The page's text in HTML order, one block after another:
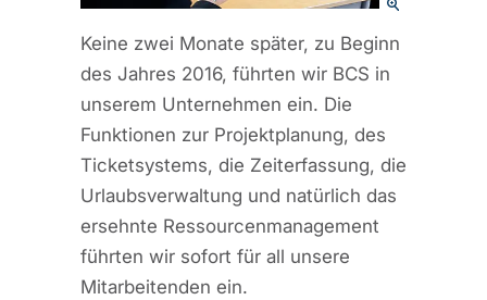
Keine zwei Monate später, zu Beginn
des Jahres 2016, führten wir BCS in
unserem Unternehmen ein. Die
Funktionen zur Projektplanung, des
Ticketsystems, die Zeiterfassung, die
Urlaubsverwaltung und natürlich das
ersehnte Ressourcenmanagement
führten wir sofort für all unsere
Mitarbeitenden ein.